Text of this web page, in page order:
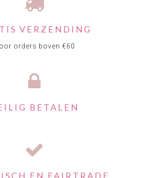
VERZENDING
orders boven €60
BETALEN
EN FAIRTRADE